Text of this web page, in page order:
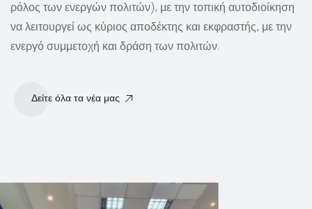
ρόλος των ενεργών πολιτών), με την τοπική αυτοδιοίκηση
να λειτουργεί ως κύριος αποδέκτης και εκφραστής, με την
ενεργό συμμετοχή και δράση των πολιτών.
Δείτε όλα τα νέα μας